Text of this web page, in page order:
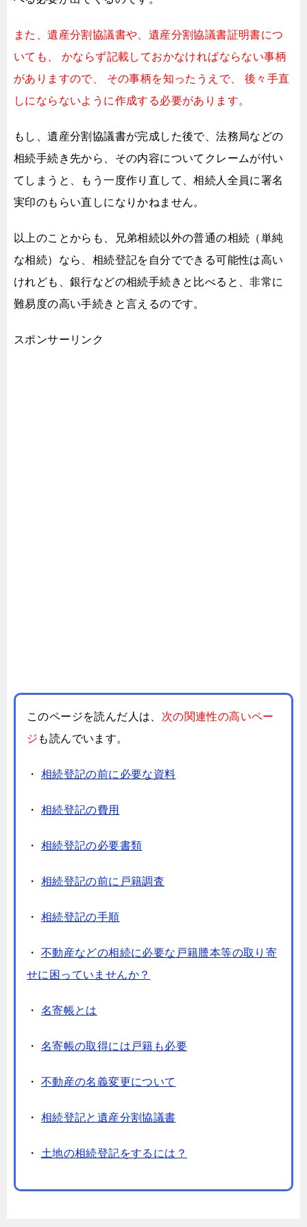
また、遺産分割協議書や、遺産分割協議書証明書につ
いても、
かならず記載しておかなければならない事柄
がありますので、
その事柄を知ったうえで、
後々手直
しにならないように作成する必要があります。
もし、遺産分割協議書が完成した後で、法務局などの
相続手続き先から、 その内容についてクレームが付い
てしまうと、
もう一度作り直して、相続人全員に署名
実印のもらい直しになりかねません。
以上のことからも、兄弟相続以外の普通の相続（単純
な相続）なら、 相続登記を自分でできる可能性は高い
けれども、 銀行などの相続手続きと比べると、非常に
難易度の高い手続きと言えるのです。
スポンサーリンク
このページを読んだ人は、 次の関連性の高いペー
ジ も読んでいます。
・ 相続登記の前に必要な資料
・ 相続登記の費用
・ 相続登記の必要書類
・ 相続登記の前に戸籍調査
・ 相続登記の手順
・ 不動産などの相続に必要な戸籍謄本等の取り寄
せに困っていませんか？
・ 名寄帳とは
・ 名寄帳の取得には戸籍も必要
・ 不動産の名義変更について
・ 相続登記と遺産分割協議書
・ 土地の相続登記をするには？